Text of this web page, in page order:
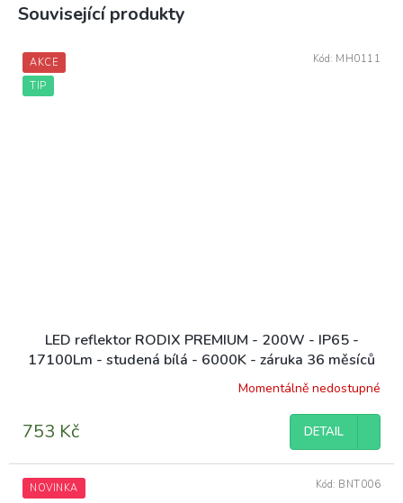
Související produkty
AKCE
TIP
LED reflektor RODIX PREMIUM - 200W - IP65 -
17100Lm - studená bílá - 6000K - záruka 36 měsíců
produktu
je
z
5
Momentálně nedostupné
753 Kč DETAIL
Kód: MH0111
NOVINKA Kód: BNT006